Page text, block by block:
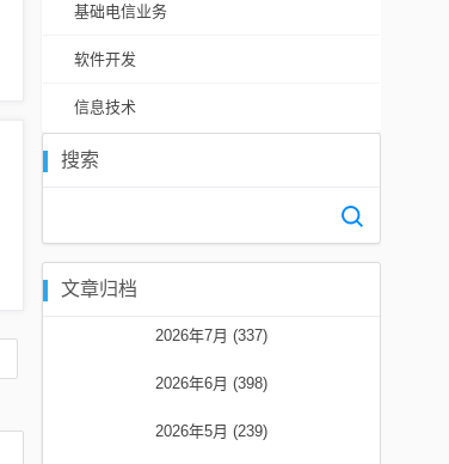
基础电信业务
软件开发
信息技术
搜索
文章归档
2026年7月 (337)
2026年6月 (398)
2026年5月 (239)